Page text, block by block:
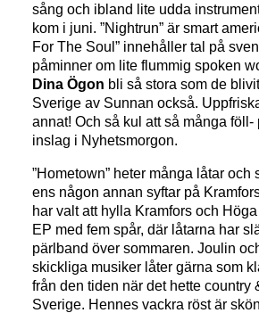
sång och ibland lite udda
kom i juni. ”Nightrun” är smart
For The Soul” innehåller tal på
påminner om lite flummig spoken
Dina Ögon bli så stora som de
Sverige av Sunnan också.
annat! Och så kul att så många föll-
inslag i Nyhetsmorgon.
”Hometown” heter många låtar och
ens någon annan syftar på
har valt att hylla Kramfors och
EP med fem spår, där låtarna har
pärlband över sommaren. Joulin
skickliga musiker låter gärna som
från den tiden när det hette country
Sverige. Hennes vackra röst är